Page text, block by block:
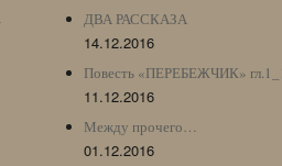
ДВА РАССКАЗА
14.12.2016
Повесть «ПЕРЕБЕЖЧИК»
11.12.2016
Между прочего…
01.12.2016